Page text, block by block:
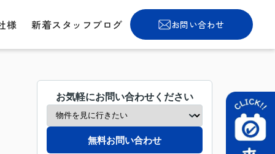
様 新着スタッフブログ お問い合わせ
お気軽にお問い合わせください
無料お問い合わせ